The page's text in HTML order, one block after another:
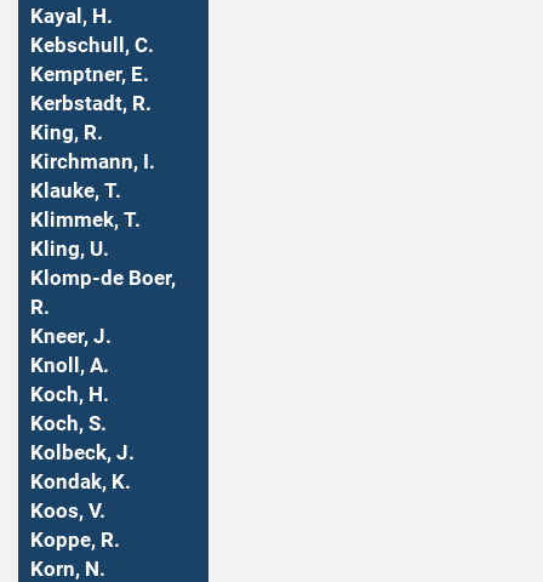
Kayal, H.
Kebschull, C.
Kemptner, E.
Kerbstadt, R.
King, R.
Kirchmann, I.
Klauke, T.
Klimmek, T.
Kling, U.
Klomp-de Boer,
R.
Kneer, J.
Knoll, A.
Koch, H.
Koch, S.
Kolbeck, J.
Kondak, K.
Koos, V.
Koppe, R.
Korn, N.